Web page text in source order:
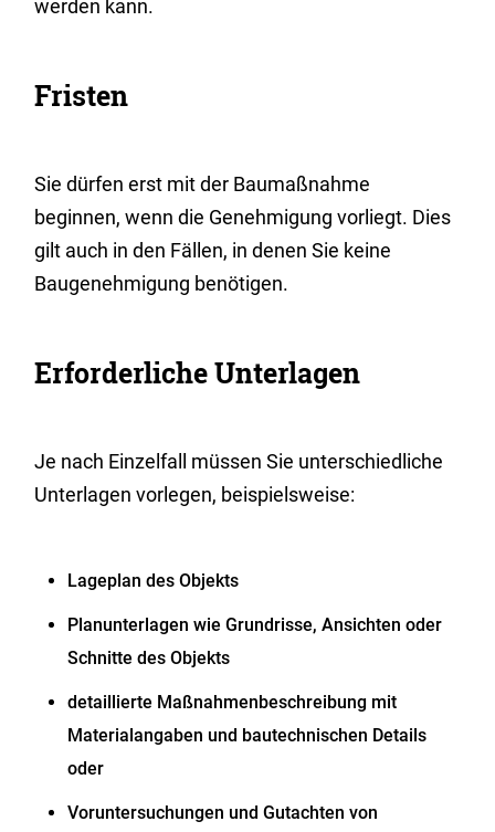
werden kann.
Fristen
Sie dürfen erst mit der Baumaßnahme
beginnen, wenn die Genehmigung vorliegt. Dies
gilt auch in den Fällen, in denen Sie keine
Baugenehmigung benötigen.
Erforderliche Unterlagen
Je nach Einzelfall müssen Sie unterschiedliche
Unterlagen vorlegen, beispielsweise:
Lageplan des Objekts
Planunterlagen wie Grundrisse, Ansichten oder
Schnitte des Objekts
detaillierte Maßnahmenbeschreibung mit
Materialangaben und bautechnischen Details
oder
Voruntersuchungen und Gutachten von